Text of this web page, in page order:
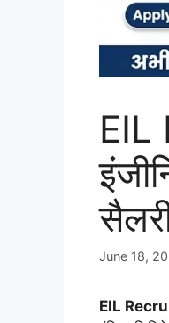
EIL
June 18,
EIL